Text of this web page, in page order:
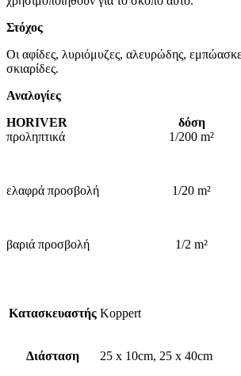
Στόχος
Οι αφίδες, λυριόμυζες, αλευρώδης,
σκιαρίδες.
Αναλογίες
HORIVER
δόση
προληπτικά
1/200 m²
ελαφρά προσβολή 1/20 m²
βαριά προσβολή 1/2 m²
Κατασκευαστής Koppert
Διάσταση 25 x 10cm, 25 x 40cm